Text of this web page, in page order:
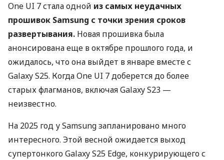
One UI 7 стала одной из самых неудачных
прошивок Samsung с точки зрения сроков
развертывания. Новая прошивка была
анонсирована еще в октябре прошлого года, и
ожидалось, что она выйдет в январе вместе с
Galaxy S25. Когда One UI 7 доберется до более
старых флагманов, включая Galaxy S23 —
неизвестно.
На 2025 год у Samsung запланировано много
интересного. Этой весной ожидается выход
супертонкого Galaxy S25 Edge, конкурирующего с